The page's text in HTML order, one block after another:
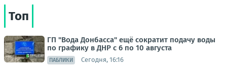
Топ
ГП "Вода Донбасса" ещё сократит подачу воды
по графику в ДНР с 6 по 10 августа
ПАБЛИКИ Сегодня, 16:16